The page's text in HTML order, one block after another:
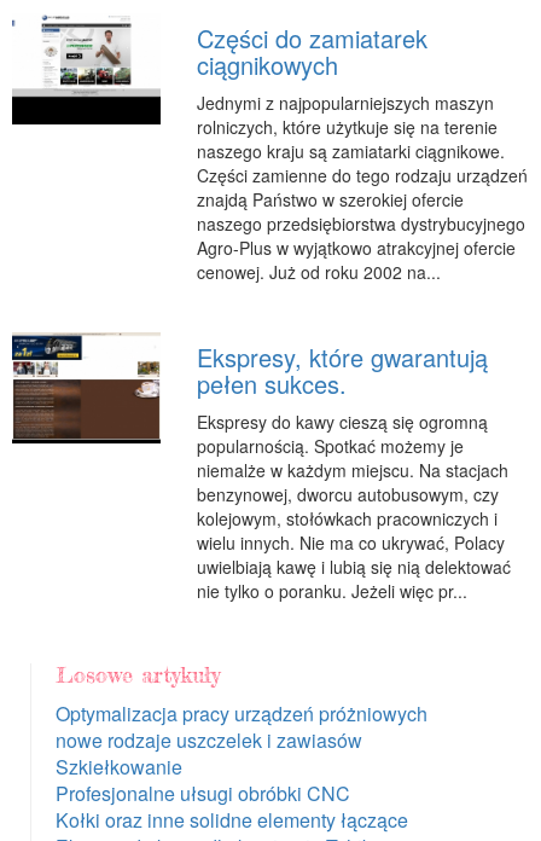
Sprzęt Medyczny
APLIKACJE
Oprogramowanie
Części do zamiatarek
ciągnikowych
Jednymi z najpopularniejszych maszyn
rolniczych, które użytkuje się na terenie
naszego kraju są zamiatarki ciągnikowe.
Części zamienne do tego rodzaju urządzeń
znajdą Państwo w szerokiej ofercie
naszego przedsiębiorstwa dystrybucyjnego
Agro-Plus w wyjątkowo atrakcyjnej ofercie
cenowej. Już od roku 2002 na...
Ekspresy, które gwarantują
pełen sukces.
Ekspresy do kawy cieszą się ogromną
popularnością. Spotkać możemy je
niemalże w każdym miejscu. Na stacjach
benzynowej, dworcu autobusowym, czy
kolejowym, stołówkach pracowniczych i
wielu innych. Nie ma co ukrywać, Polacy
uwielbiają kawę i lubią się nią delektować
nie tylko o poranku. Jeżeli więc pr...
Losowe artykuły
Optymalizacja pracy urządzeń próżniowych
nowe rodzaje uszczelek i zawiasów
Szkiełkowanie
Profesjonalne ułsugi obróbki CNC
Kołki oraz inne solidne elementy łączące